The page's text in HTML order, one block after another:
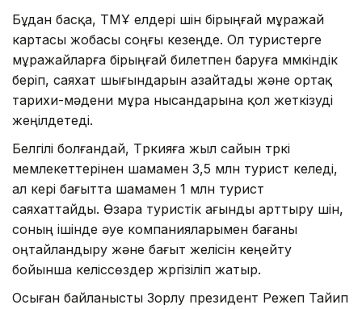
Бұдан басқа, ТМҰ елдері үшін бірыңғай мұражай
картасы жобасы соңғы кезеңде. Ол туристерге
мұражайларға бірыңғай билетпен баруға мүмкіндік
беріп, саяхат шығындарын азайтады және ортақ
тарихи-мәдени мұра нысандарына қол жеткізуді
жеңілдетеді.
Белгілі болғандай, Түркияға жыл сайын түркі
мемлекеттерінен шамамен 3,5 млн турист келеді,
ал кері бағытта шамамен 1 млн турист
саяхаттайды. Өзара туристік ағынды арттыру үшін,
соның ішінде әуе компанияларымен бағаны
оңтайландыру және бағыт желісін кеңейту
бойынша келіссөздер жүргізіліп жатыр.
Осыған байланысты Зорлу президент Режеп Тайип